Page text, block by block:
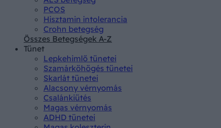
PCOS
Hisztamin intolerancia
Crohn betegség
Összes Betegségek A-Z
Tünet
Lepkehimlő tünetei
Szamárköhögés tünetei
Skarlát tünetei
Alacsony vérnyomás
Csalánkiütés
Magas vérnyomás
ADHD tünetei